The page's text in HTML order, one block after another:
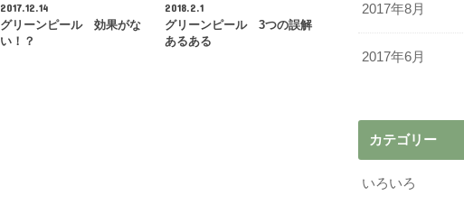
2017.12.14
グリーンピール 効果がな
い！？
2018.2.1
グリーンピール 3つの誤解
あるある
2017年8月
2017年6月
カテゴリー
いろいろ